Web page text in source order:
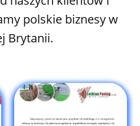
polskie biznesy w
Brytanii.